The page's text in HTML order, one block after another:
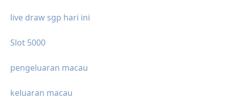
live draw sgp hari ini
Slot 5000
pengeluaran macau
keluaran macau